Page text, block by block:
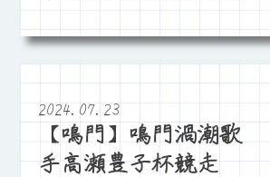
2024.07.23
【鳴門】鳴門渦潮歌
手高瀬豊子杯競走